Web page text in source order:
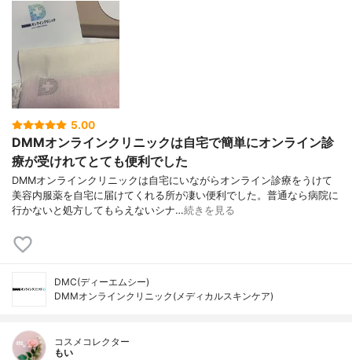
5.00
DMMオンラインクリニックは自宅で簡単にオンライン診
療が受けれてとても便利でした
DMMオンラインクリニックは自宅にいながらオンライン診療をうけて
美容内服薬を自宅に届けてくれる所が凄い便利でした。普通なら病院に
行かないと処方してもらえないシナ…続きを見る
DMC(ディーエムシー)
DMMオンラインクリニック(メディカルスキンケア)
コスメコレクター
もい